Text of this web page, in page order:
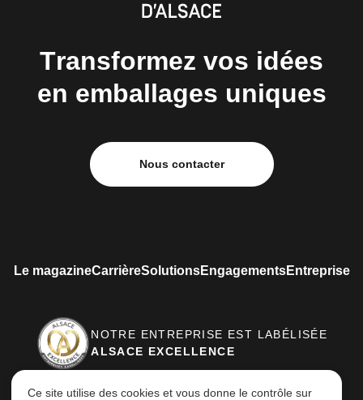
Transformez vos idées
en emballages uniques
Nous contacter
Le magazineCarrièreSolutionsEngagementsEntreprise
NOTRE ENTREPRISE EST LABÉLISÉE
ALSACE EXCELLENCE
Ce site utilise des cookies et vous donne le contrôle sur